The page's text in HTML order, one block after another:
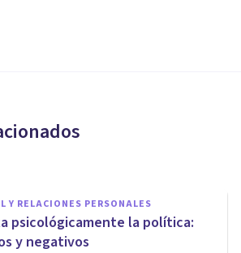
Y RELACIONES PERSONALES
psicológicamente la política:
y negativos